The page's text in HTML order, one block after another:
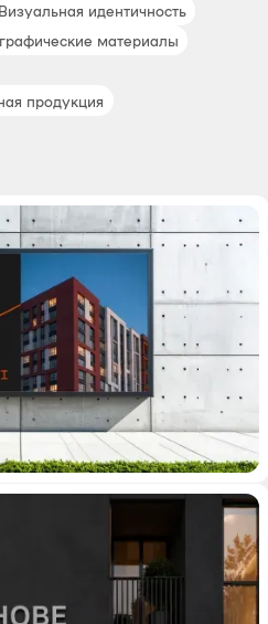
Визуальная идентичность
материалы
продукция